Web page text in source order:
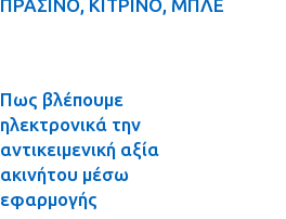
ΠΡΑΣΙΝΟ, ΚΙΤΡΙΝΟ, ΜΠΛΕ
Πως βλέπουμε
ηλεκτρονικά την
αντικειμενική αξία
ακινήτου μέσω
εφαρμογής